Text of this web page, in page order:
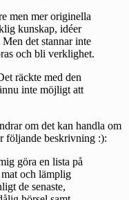
men mer originella
kunskap, idéer
det stannar inte
och bli verklighet.
räckte med den
inte möjligt att
om det kan handla om
följande beskrivning :):
göra en lista på
och lämplig
de senaste,